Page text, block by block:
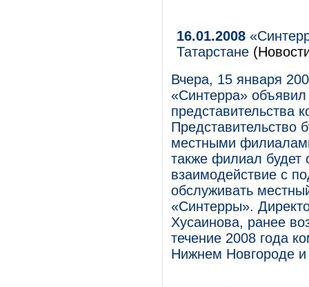
16.01.2008
Татарстане
Вчера, 15 января
«Синтерра»
представительства
Представительство
местными
также филиал будет
взаимодействие с
обслуживать
«Синтерры».
Хусаинова, ранее
течение 2008 года
Нижнем Новгороде